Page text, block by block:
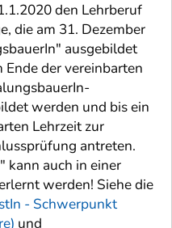
den Lehrberuf
die am 31. Dezember
ausgebildet
der vereinbarten
werden und bis ein
Lehrzeit zur
antreten.
kann auch in einer
werden! Siehe die
- Schwerpunkt
und